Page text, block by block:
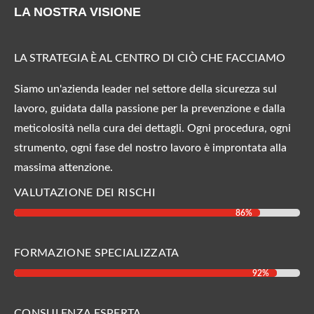
LA NOSTRA VISIONE
LA STRATEGIA È AL CENTRO DI CIÒ CHE FACCIAMO
Siamo un'azienda leader nel settore della sicurezza sul
lavoro, guidata dalla passione per la prevenzione e dalla
meticolosità nella cura dei dettagli. Ogni procedura, ogni
strumento, ogni fase del nostro lavoro è improntata alla
massima attenzione.
VALUTAZIONE DEI RISCHI
86%
86%
FORMAZIONE SPECIALIZZATA
92%
92%